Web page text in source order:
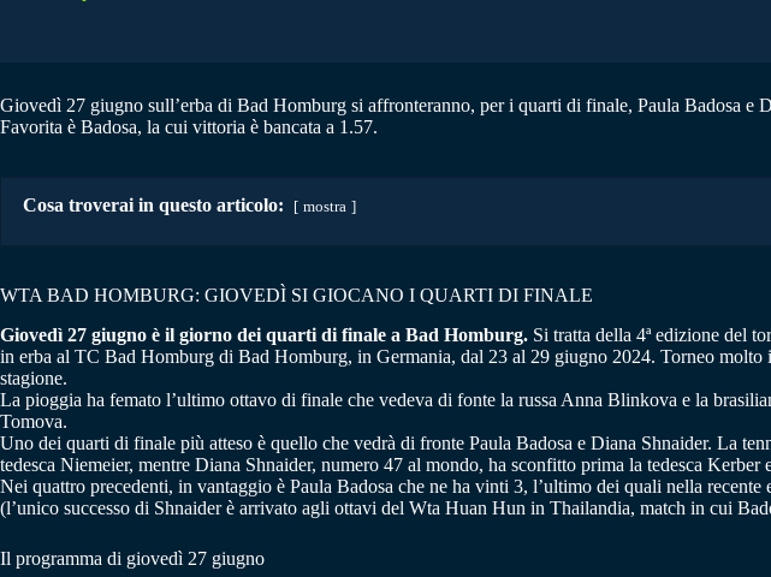
Giovedì 27 giugno sull’erba di Bad Homburg si affronteranno, per i quarti di finale, Paula Badosa e
Favorita è Badosa, la cui vittoria è bancata a 1.57.
Cosa troverai in questo articolo: mostra
WTA BAD HOMBURG: GIOVEDÌ SI GIOCANO I QUARTI DI FINALE
Giovedì 27 giugno è il giorno dei quarti di finale a Bad Homburg. Si tratta della 4ª edizione del
in erba al TC Bad Homburg di Bad Homburg, in Germania, dal 23 al 29 giugno 2024. Torneo
stagione.
La pioggia ha femato l’ultimo ottavo di finale che vedeva di fonte la russa Anna Blinkova e la
Tomova.
Uno dei quarti di finale più atteso è quello che vedrà di fronte Paula Badosa e Diana Shnaider. La
tedesca Niemeier, mentre Diana Shnaider, numero 47 al mondo, ha sconfitto prima la tedesca Kerber
Nei quattro precedenti, in vantaggio è Paula Badosa che ne ha vinti 3, l’ultimo dei quali nella
(l’unico successo di Shnaider è arrivato agli ottavi del Wta Huan Hun in Thailandia, match in cui
Il programma di giovedì 27 giugno